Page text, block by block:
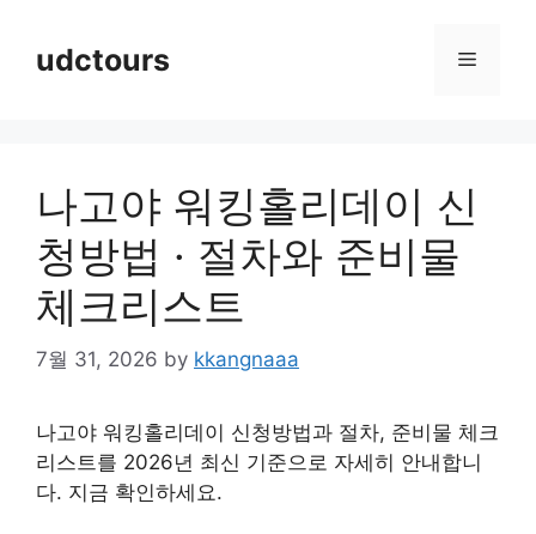
contentudctours Menu
나고야 워킹홀리데이 신
청방법 · 절차와 준비물
체크리스트
7월 31, 2026 by kkangnaaa
나고야 워킹홀리데이 신청방법과 절차, 준비물 체크
리스트를 2026년 최신 기준으로 자세히 안내합니
다. 지금 확인하세요.